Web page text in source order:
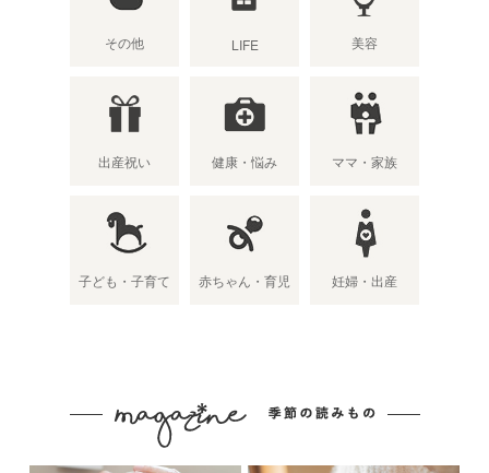
その他 LIFE 美容
出産祝い 健康・悩み ママ・家族
子ども・子育て 赤ちゃん・育児 妊婦・出産